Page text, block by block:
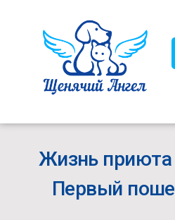
Жизнь приюта
Первый